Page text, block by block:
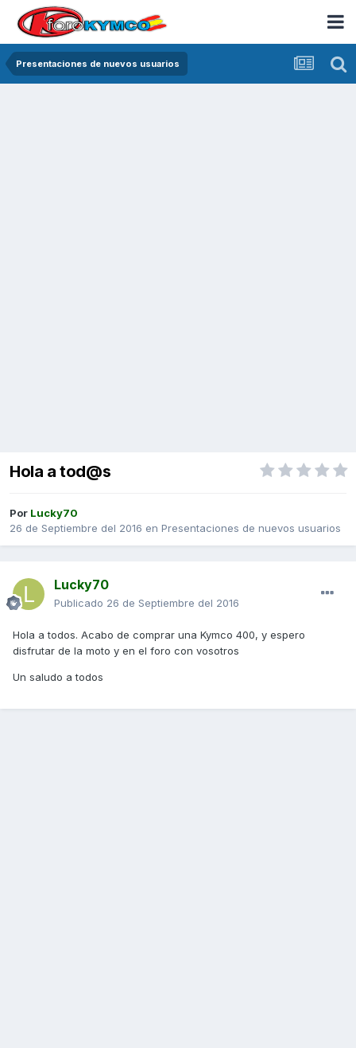
Presentaciones de nuevos usuarios
Hola a tod@s
Por Lucky70
26 de Septiembre del 2016 en Presentaciones de nuevos usuarios
Lucky70
Publicado 26 de Septiembre del 2016
Hola a todos. Acabo de comprar una Kymco 400, y espero
disfrutar de la moto y en el foro con vosotros
Un saludo a todos